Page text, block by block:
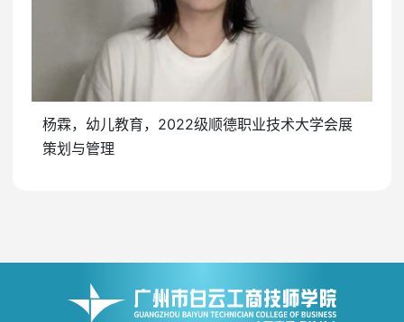
杨霖，幼儿教育，2022级顺德职业技术大学会展
策划与管理